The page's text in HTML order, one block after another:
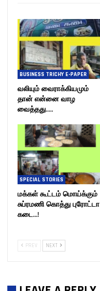
BUSINESS TRICHY E-PAPER
வலியும் வைராக்கியமும்
தான் என்னை வாழ
வைத்தது…..
SPECIAL STORIES
மக்கள் கூட்டம் மொய்க்கும்
சுப்ரமணி கொத்து புரோட்டா
கடை…!
PREV NEXT